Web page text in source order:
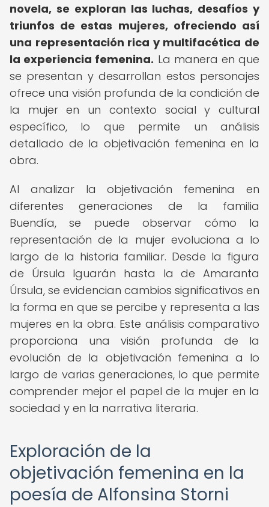
novela, se exploran las luchas, desafíos y
triunfos de estas mujeres, ofreciendo así
una representación rica y multifacética de
la experiencia femenina. La manera en que
se presentan y desarrollan estos personajes
ofrece una visión profunda de la condición de
la mujer en un contexto social y cultural
específico, lo que permite un análisis
detallado de la objetivación femenina en la
obra.
Al analizar la objetivación femenina en
diferentes generaciones de la familia
Buendía, se puede observar cómo la
representación de la mujer evoluciona a lo
largo de la historia familiar. Desde la figura
de Úrsula Iguarán hasta la de Amaranta
Úrsula, se evidencian cambios significativos en
la forma en que se percibe y representa a las
mujeres en la obra. Este análisis comparativo
proporciona una visión profunda de la
evolución de la objetivación femenina a lo
largo de varias generaciones, lo que permite
comprender mejor el papel de la mujer en la
sociedad y en la narrativa literaria.
Exploración de la
objetivación femenina en la
poesía de Alfonsina Storni